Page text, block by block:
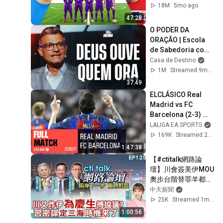
47:28
18M
5mo ago
37:49
O PODER DA
ORAÇÃO | Escola
de Sabedoria com
Tiago Brunet
Casa de Destino
1M
1:47:38
ELCLÁSICO Real
Madrid vs FC
Barcelona (2-3)
2016/2017 FULL
MATCH
LALIGA EA SPORTS
169K
1:00:56
【#ctitalk網路論
壇】川會簽美伊MOU
奧步台階替罪羊都找
好了?習近平布最強
同盟 破島鏈起手式開
中天新聞
25K